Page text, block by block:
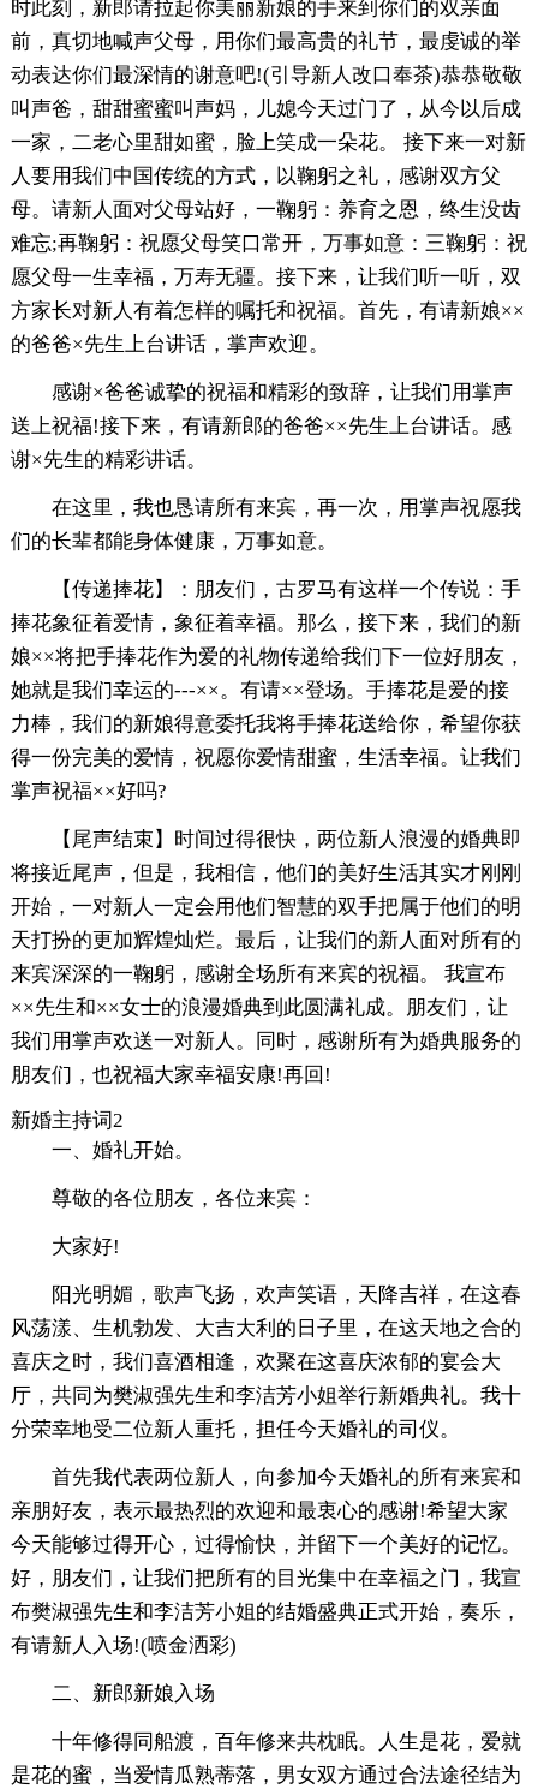
时此刻，新郎请拉起你美丽新娘的手来到你们的双亲面
前，真切地喊声父母，用你们最高贵的礼节，最虔诚的举
动表达你们最深情的谢意吧!(引导新人改口奉茶)恭恭敬敬
叫声爸，甜甜蜜蜜叫声妈，儿媳今天过门了，从今以后成
一家，二老心里甜如蜜，脸上笑成一朵花。 接下来一对新
人要用我们中国传统的方式，以鞠躬之礼，感谢双方父
母。请新人面对父母站好，一鞠躬：养育之恩，终生没齿
难忘;再鞠躬：祝愿父母笑口常开，万事如意：三鞠躬：祝
愿父母一生幸福，万寿无疆。接下来，让我们听一听，双
方家长对新人有着怎样的嘱托和祝福。首先，有请新娘××
的爸爸×先生上台讲话，掌声欢迎。
感谢×爸爸诚挚的祝福和精彩的致辞，让我们用掌声
送上祝福!接下来，有请新郎的爸爸××先生上台讲话。感
谢×先生的精彩讲话。
在这里，我也恳请所有来宾，再一次，用掌声祝愿我
们的长辈都能身体健康，万事如意。
【传递捧花】：朋友们，古罗马有这样一个传说：手
捧花象征着爱情，象征着幸福。那么，接下来，我们的新
娘××将把手捧花作为爱的礼物传递给我们下一位好朋友，
她就是我们幸运的---××。有请××登场。手捧花是爱的接
力棒，我们的新娘得意委托我将手捧花送给你，希望你获
得一份完美的爱情，祝愿你爱情甜蜜，生活幸福。让我们
掌声祝福××好吗?
【尾声结束】时间过得很快，两位新人浪漫的婚典即
将接近尾声，但是，我相信，他们的美好生活其实才刚刚
开始，一对新人一定会用他们智慧的双手把属于他们的明
天打扮的更加辉煌灿烂。最后，让我们的新人面对所有的
来宾深深的一鞠躬，感谢全场所有来宾的祝福。 我宣布
××先生和××女士的浪漫婚典到此圆满礼成。朋友们，让
我们用掌声欢送一对新人。同时，感谢所有为婚典服务的
朋友们，也祝福大家幸福安康!再回!
新婚主持词2
一、婚礼开始。
尊敬的各位朋友，各位来宾：
大家好!
阳光明媚，歌声飞扬，欢声笑语，天降吉祥，在这春
风荡漾、生机勃发、大吉大利的日子里，在这天地之合的
喜庆之时，我们喜酒相逢，欢聚在这喜庆浓郁的宴会大
厅，共同为樊淑强先生和李洁芳小姐举行新婚典礼。我十
分荣幸地受二位新人重托，担任今天婚礼的司仪。
首先我代表两位新人，向参加今天婚礼的所有来宾和
亲朋好友，表示最热烈的欢迎和最衷心的感谢!希望大家
今天能够过得开心，过得愉快，并留下一个美好的记忆。
好，朋友们，让我们把所有的目光集中在幸福之门，我宣
布樊淑强先生和李洁芳小姐的结婚盛典正式开始，奏乐，
有请新人入场!(喷金洒彩)
二、新郎新娘入场
十年修得同船渡，百年修来共枕眠。人生是花，爱就
是花的蜜，当爱情瓜熟蒂落，男女双方通过合法途径结为